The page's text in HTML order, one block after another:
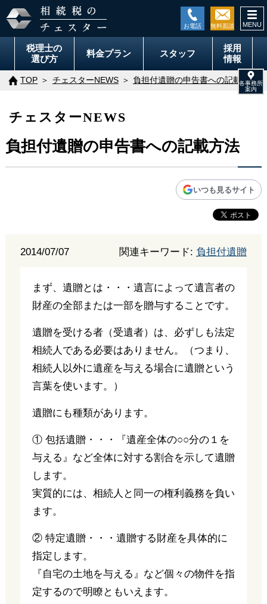
税理士の
選び方
料金プラン スタッフ
採用
情報
TOP チェスターNEWS 負担付遺贈の申告書への記載方法
チェスターNEWS
負担付遺贈の申告書への記載方法
いつも見るサイト
2014/07/07 関連キーワード: 負担付遺贈
まず、遺贈とは・・・遺言によって遺言者の
財産の全部または一部を贈与することです。
遺贈を受ける者（受遺者）は、必ずしも法定
相続人である必要はありません。（つまり、
相続人以外に遺産を与える場合に遺贈という
言葉を使います。）
遺贈にも種類があります。
① 包括遺贈・・・『遺産全体の○○分の１を
与える』など全体に対する割合を示して遺贈
します。
実質的には、相続人と同一の権利義務を負い
ます。
② 特定遺贈・・・遺贈する財産を具体的に
指定します。
『自宅の土地を与える』など個々の物件を指
定するので明瞭ともいえます。